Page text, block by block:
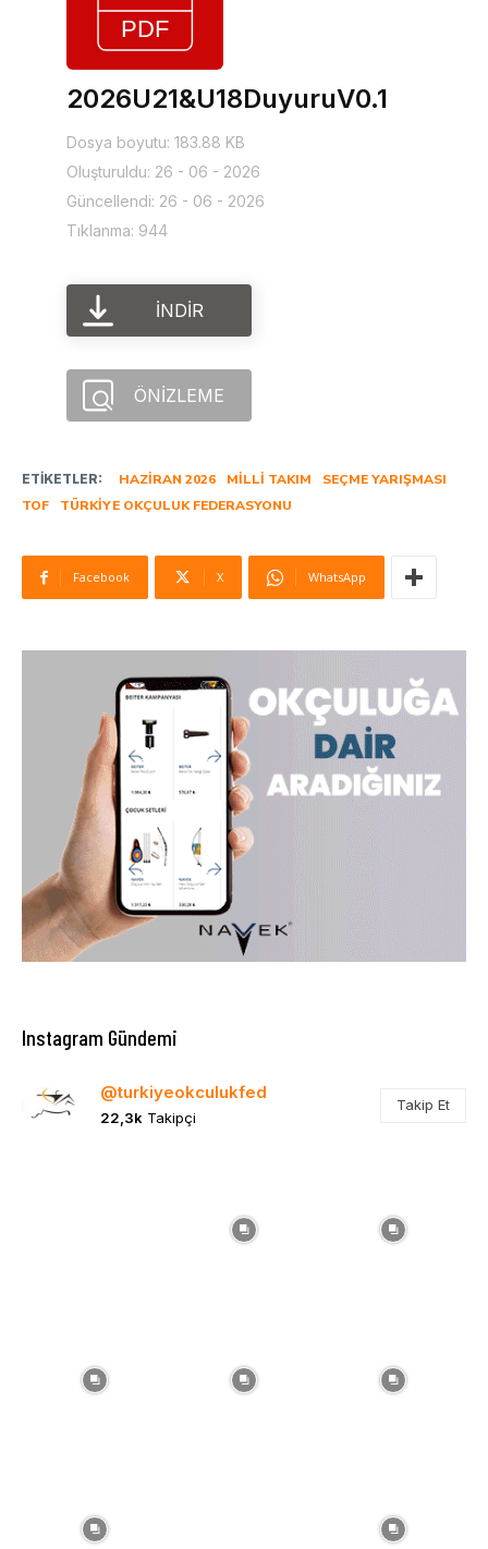
2026U21&U18DuyuruV0.1
Dosya boyutu: 183.88 KB
Oluşturuldu: 26 - 06 - 2026
Güncellendi: 26 - 06 - 2026
Tıklanma: 944
İNDIR
ÖNIZLEME
ETIKETLER: HAZIRAN 2026 MILLI TAKIM
SEÇME YARIŞMASI
TOF
TÜRKIYE OKÇULUK FEDERASYONU
Facebook X WhatsApp
Instagram Gündemi
@turkiyeokculukfed
22,3k Takipçi
Takip Et